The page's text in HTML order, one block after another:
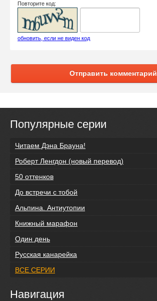
Повторите код:
обновить, если не виден код
Отправить комментарий
Популярные серии
Читаем Дэна Брауна!
Роберт Ленгдон (новый перевод)
50 оттенков
До встречи с тобой
Альпина. Антиутопии
Книжный марафон
Один день
Русская канарейка
ВСЕ СЕРИИ
Навигация